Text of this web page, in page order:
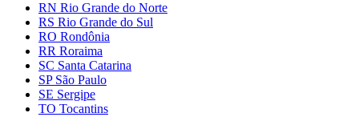
RN Rio Grande do Norte
RS Rio Grande do Sul
RO Rondônia
RR Roraima
SC Santa Catarina
SP São Paulo
SE Sergipe
TO Tocantins